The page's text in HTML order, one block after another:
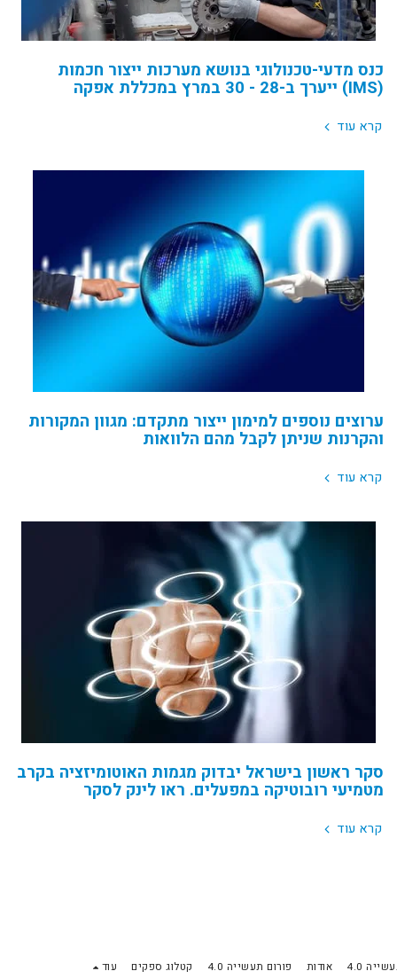
כנס מדעי-טכנולוגי בנושא מערכות ייצור חכמות
(IMS) ייערך ב-28 - 30 במרץ במכללת אפקה
קרא עוד
ערוצים נוספים למימון ייצור מתקדם: מגוון המקורות
והקרנות שניתן לקבל מהם הלוואות
קרא עוד
סקר ראשון בישראל יבדוק מגמות האוטומיזציה בקרב
מטמיעי רובוטיקה במפעלים. ראו לינק לסקר
קרא עוד
4.0 אודות פורום תעשייה 4.0 קטלוג ספקים עוד